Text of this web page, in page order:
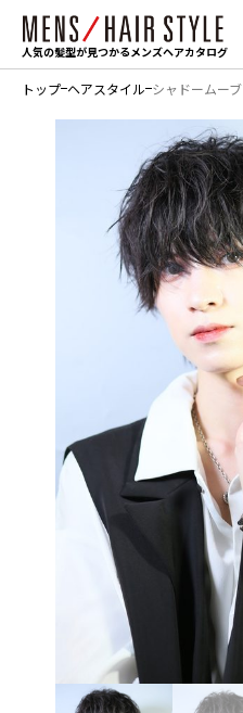
人気の髪型が見つかるメンズヘアカタログ
トップ ヘアスタイル シャドームーブ